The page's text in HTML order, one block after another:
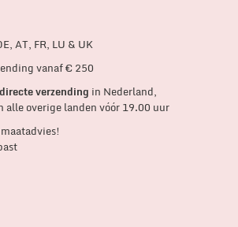
AT, FR, LU & UK
vanaf € 250
verzending in Nederland,
overige landen vóór 19.00 uur